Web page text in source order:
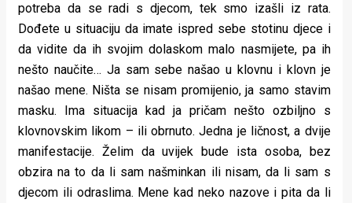
potreba da se radi s djecom, tek smo izašli iz rata.
Dođete u situaciju da imate ispred sebe stotinu djece i
da vidite da ih svojim dolaskom malo nasmijete, pa ih
nešto naučite… Ja sam sebe našao u klovnu i klovn je
našao mene. Ništa se nisam promijenio, ja samo stavim
masku. Ima situacija kad ja pričam nešto ozbiljno s
klovnovskim likom – ili obrnuto. Jedna je ličnost, a dvije
manifestacije. Želim da uvijek bude ista osoba, bez
obzira na to da li sam našminkan ili nisam, da li sam s
djecom ili odraslima. Mene kad neko nazove i pita da li